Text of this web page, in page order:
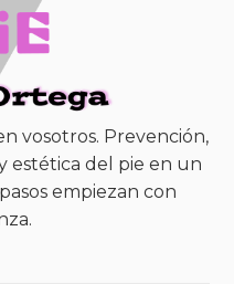
vosotros. Prevención,
estética del pie en un
empiezan con